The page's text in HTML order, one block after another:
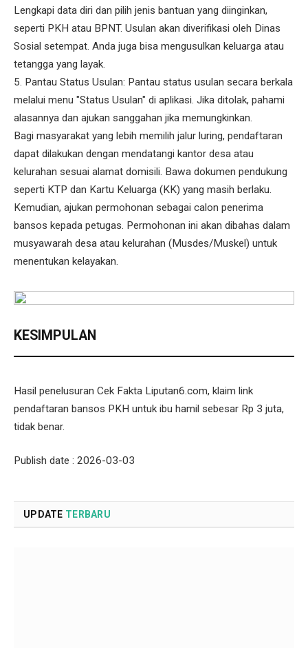
Lengkapi data diri dan pilih jenis bantuan yang diinginkan,
seperti PKH atau BPNT. Usulan akan diverifikasi oleh Dinas
Sosial setempat. Anda juga bisa mengusulkan keluarga atau
tetangga yang layak.
5. Pantau Status Usulan: Pantau status usulan secara berkala
melalui menu "Status Usulan" di aplikasi. Jika ditolak, pahami
alasannya dan ajukan sanggahan jika memungkinkan.
Bagi masyarakat yang lebih memilih jalur luring, pendaftaran
dapat dilakukan dengan mendatangi kantor desa atau
kelurahan sesuai alamat domisili. Bawa dokumen pendukung
seperti KTP dan Kartu Keluarga (KK) yang masih berlaku.
Kemudian, ajukan permohonan sebagai calon penerima
bansos kepada petugas. Permohonan ini akan dibahas dalam
musyawarah desa atau kelurahan (Musdes/Muskel) untuk
menentukan kelayakan.
KESIMPULAN
Hasil penelusuran Cek Fakta Liputan6.com, klaim link
pendaftaran bansos PKH untuk ibu hamil sebesar Rp 3 juta,
tidak benar.
Publish date : 2026-03-03
UPDATE TERBARU